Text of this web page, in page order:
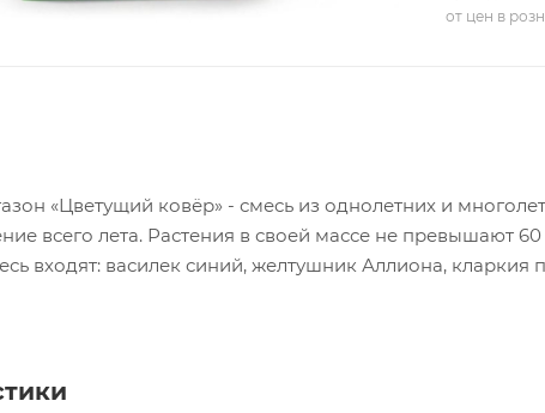
от цен в
«Цветущий ковёр» - смесь из однолетних и
всего лета. Растения в своей массе не превышают
входят: василек синий, желтушник Аллиона, кларкия